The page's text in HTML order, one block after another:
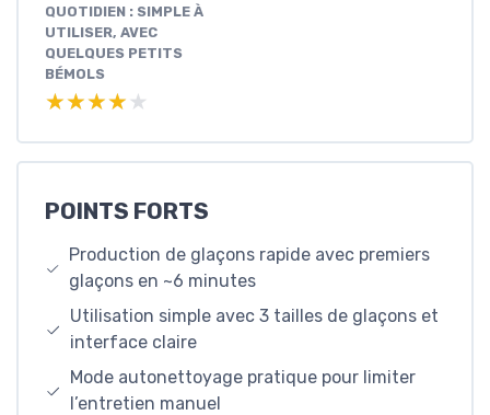
QUOTIDIEN : SIMPLE À
UTILISER, AVEC
QUELQUES PETITS
BÉMOLS
★★★★★
★★★★★
POINTS FORTS
Production de glaçons rapide avec premiers
glaçons en ~6 minutes
Utilisation simple avec 3 tailles de glaçons et
interface claire
Mode autonettoyage pratique pour limiter
l’entretien manuel